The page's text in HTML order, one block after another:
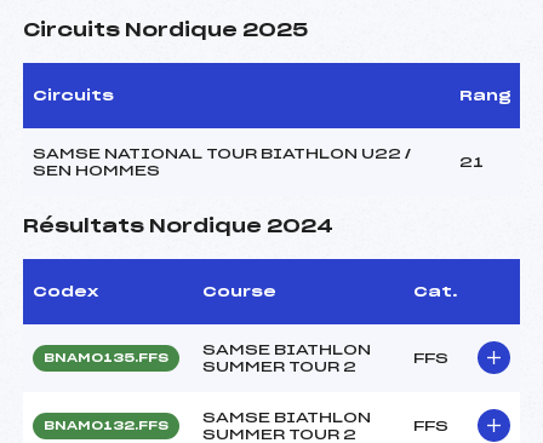
Circuits Nordique 2025
Circuits Rang
SAMSE NATIONAL TOUR BIATHLON U22 /
SEN HOMMES
21
Résultats Nordique 2024
Codex Course Cat.
BNAM0135.FFS
SAMSE BIATHLON
SUMMER TOUR 2
FFS
BNAM0132.FFS
SAMSE BIATHLON
SUMMER TOUR 2
FFS